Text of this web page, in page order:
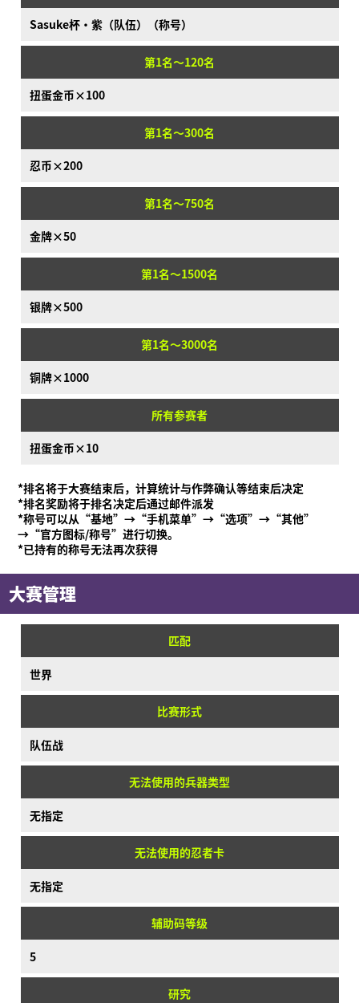
Sasuke杯·紫（队伍）（称号）
第1名～120名
扭蛋金币×100
第1名～300名
忍币×200
第1名～750名
金牌×50
第1名～1500名
银牌×500
第1名～3000名
铜牌×1000
所有参赛者
扭蛋金币×10
*排名将于大赛结束后，计算统计与作弊确认等结束后决定
*排名奖励将于排名决定后通过邮件派发
*称号可以从“基地”→“手机菜单”→“选项”→“其他”
→“官方图标/称号”进行切换。
*已持有的称号无法再次获得
大赛管理
匹配
世界
比赛形式
队伍战
无法使用的兵器类型
无指定
无法使用的忍者卡
无指定
辅助码等级
5
研究